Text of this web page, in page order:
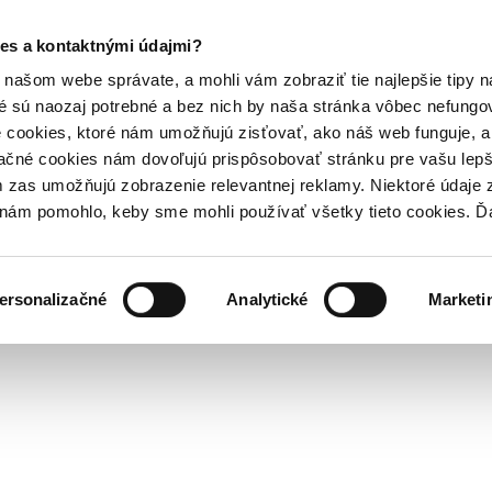
a kontaktnými údajmi?
webe správate, a mohli vám zobraziť tie najlepšie tipy
sú naozaj potrebné a bez nich by naša stránka vôbec
ktoré nám umožňujú zisťovať, ako náš web funguje,
cookies nám dovoľujú prispôsobovať stránku pre vašu
umožňujú zobrazenie relevantnej reklamy. Niektoré údaje
pomohlo, keby sme mohli používať všetky tieto cookies.
Analytické